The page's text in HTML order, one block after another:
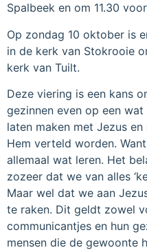
Spalbeek en om 11.30
Op zondag 10 oktober is
in de kerk van Stokrooie
kerk van Tuilt.
Deze viering is een kans
gezinnen even op een
laten maken met Jezus
Hem verteld worden.
allemaal wat leren. Het
zozeer dat we van alles
Maar wel dat we aan
te raken. Dit geldt zowel
communicantjes en hun
mensen die de gewoonte